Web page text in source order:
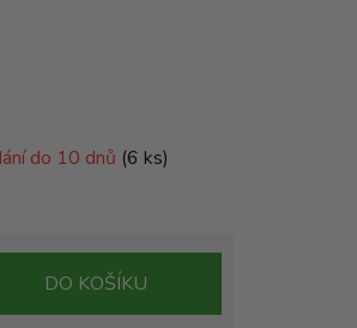
do 10 dnů (6 ks)
DO KOŠÍKU